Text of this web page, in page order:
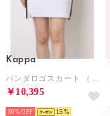
Kappa
￥10,395
30% 15